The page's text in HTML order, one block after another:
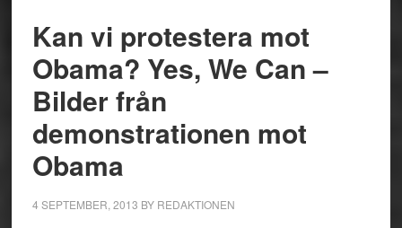
Kan vi protestera mot
Obama? Yes, We Can –
Bilder från
demonstrationen mot
Obama
4 SEPTEMBER, 2013 BY REDAKTIONEN